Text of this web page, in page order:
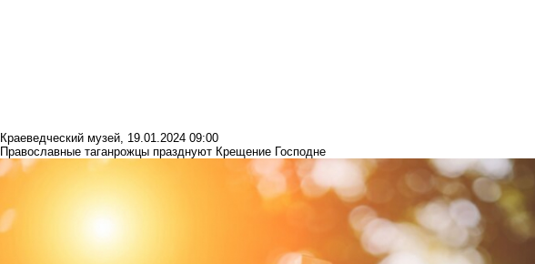
Краеведческий музей, 19.01.2024 09:00
Православные таганрожцы празднуют Крещение Господне